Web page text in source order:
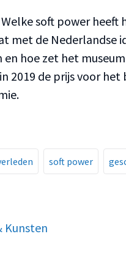
soft power heeft
met de
hoe zet het
2019 de prijs voor
soft power
Kunsten